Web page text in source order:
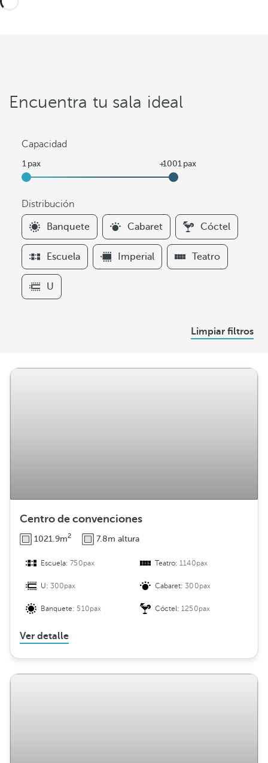
Encuentra tu sala ideal
Capacidad
Distribución
F
i
l
t
e
r
Banquete Cabaret Cóctel
Escuela Imperial Teatro
U
Limpiar filtros
Centro de convenciones
1021.9m2 7.8m altura
Escuela:750pax Teatro:1140pax
U:300pax Cabaret:300pax
Banquete: 510pax Cóctel:1250pax
Ver detalle